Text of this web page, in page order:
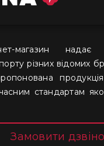
магазин надає
різних відомих
стандартам
Замовити